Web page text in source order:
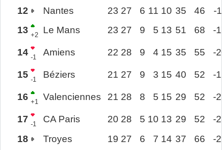
12
Nantes 23 27 6 11 10 35 46
-
13 +2 Le Mans 23 27 9 5 13 51 68 -
14 -1 Amiens 22 28 9 4 15 35 55 -
15 -1 Béziers 21 27 9 3 15 40 52 -
16 +1 Valenciennes 21 28 8 5 15 29 52 -
17 -1 CA Paris 20 28 5 10 13 29 52
-
18
Troyes 19 27 6 7 14 37 66
-